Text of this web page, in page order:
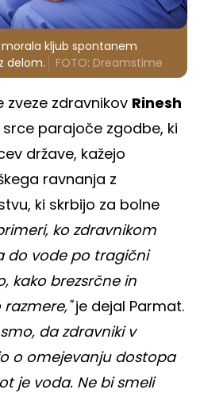
kljub spontanem
delom.
FOTO: Dreamstime
zveze zdravnikov Rinesh
parajoče zgodbe, ki
države, kažejo
ravnanja z
ki skrbijo za bolne
ko zdravnikom
do vode po tragični
kako brezsrčne in
je dejal Parmat.
da zdravniki v
o omejevanju dostopa
je voda. Ne bi smeli